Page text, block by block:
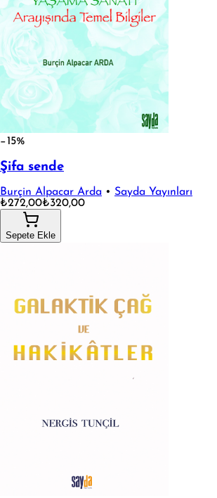
−15%
Şifa sende
Burçin Alpacar Arda • Sayda Yayınları
₺272,00₺320,00
Sepete Ekle